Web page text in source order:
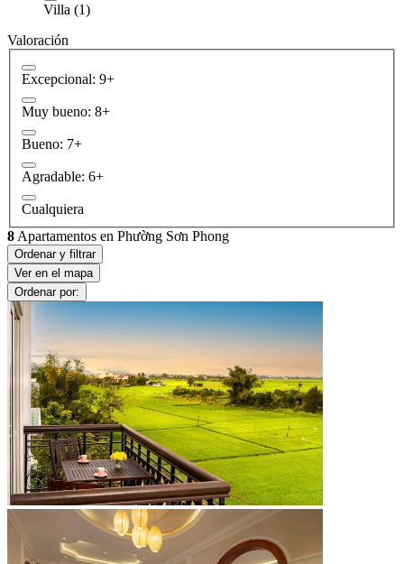
Villa (1)
Valoración
Excepcional: 9+
Muy bueno: 8+
Bueno: 7+
Agradable: 6+
Cualquiera
8 Apartamentos en Phường Sơn Phong
Ordenar y filtrar
Ver en el mapa
Ordenar por: